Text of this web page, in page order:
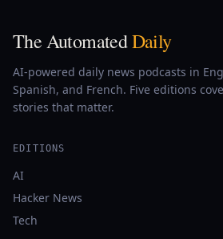
The AutomatedDaily
AI-powered daily news podcasts in
Spanish, and French. Five editions
stories that matter.
EDITIONS
AI
Hacker News
Tech